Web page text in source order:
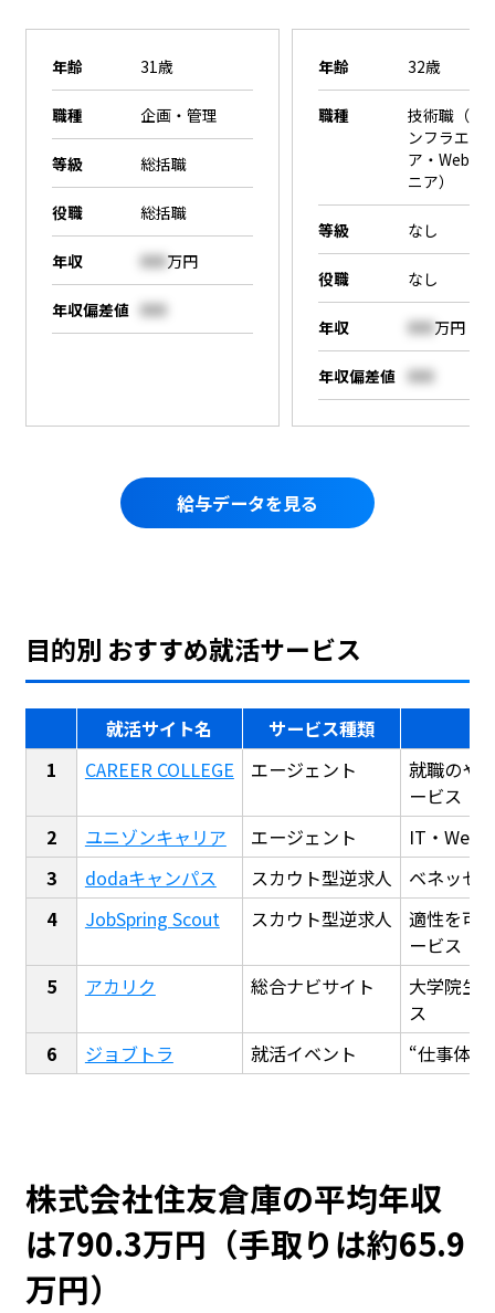
年齢 31歳
職種 企画・管理
等級 総括職
役職 総括職
年収 000万円
年収偏差値 000
年齢 32歳
職種
技術職（SE
ンフラエン
ア・Webエ
ニア）
等級 なし
役職 なし
年収 000万円
年収偏差値 000
給与データを見る
目的別 おすすめ就活サービス
就活サイト名
サービス種類
CAREER COLLEGE
エージェント
就職のや
ービス
ユニゾンキャリア
エージェント
IT・Web
dodaキャンパス
スカウト型逆求人
ベネッセ
JobSpring Scout
スカウト型逆求人
適性を可
ービス
アカリク
総合ナビサイト
大学院生
ス
ジョブトラ
就活イベント “仕事体
株式会社住友倉庫の平均年収
は790.3万円（手取りは約65.9
万円）